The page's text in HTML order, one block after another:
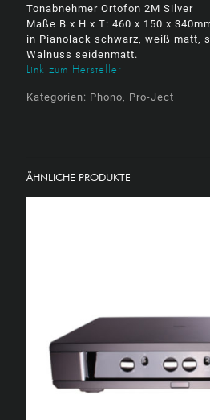
Tonabnehmer Ortofon 2M Silver
Maße B x H x T: 460 x 150 x
in Pianolack schwarz, weiß matt,
Walnuss seidenmatt.
Link zum Hersteller
Kategorien: Phono Pro-Ject
ÄHNLICHE PRODUKTE